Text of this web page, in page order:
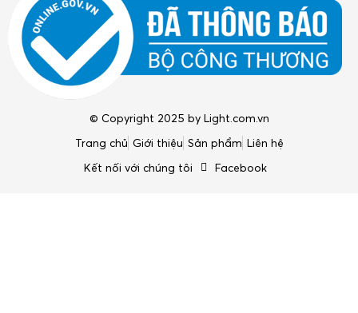
© Copyright 2025 by Light.com.vn
Trang chủ Giới thiệu Sản phẩm Liên hệ
Kết nối với chúng tôi
Facebook